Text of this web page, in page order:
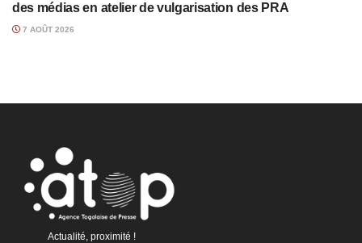
des médias en atelier de vulgarisation des PRA
7 AOÛT 2026
Actualité, proximité !